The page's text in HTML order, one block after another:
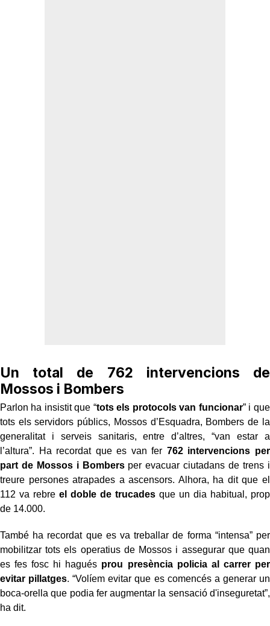
Un total de 762 intervencions de
Mossos i Bombers
Parlon ha insistit que “tots els protocols van funcionar” i que
tots els servidors públics, Mossos d’Esquadra, Bombers de la
generalitat i serveis sanitaris, entre d’altres, “van estar a
l’altura”. Ha recordat que es van fer 762 intervencions per
part de Mossos i Bombersper evacuar ciutadans de trens i
treure persones atrapades a ascensors. Alhora, ha dit que el
112 va rebre el doble de trucadesque un dia habitual, prop
de 14.000.
També ha recordat que es va treballar de forma “intensa” per
mobilitzar tots els operatius de Mossos i assegurar que quan
es fes fosc hi hagués prou presència policia al carrer per
evitar pillatges. “Volíem evitar que es comencés a generar un
boca-orella que podia fer augmentar la sensació d'inseguretat”,
ha dit.